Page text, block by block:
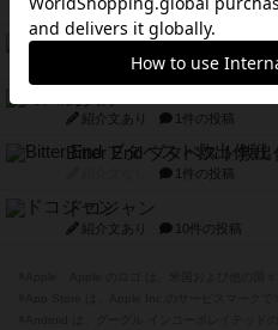
紹介文なし 8件の投稿
スカルキング
紹介文あり 12件の投稿
紹介文あり 1件の投稿
Bitter End ブタペスト救出
1件の投稿
ドコジャン
紹介文あり 10件の投稿